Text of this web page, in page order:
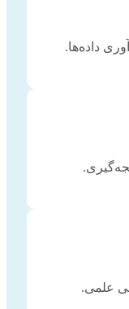
داده‌ها.
علمی.